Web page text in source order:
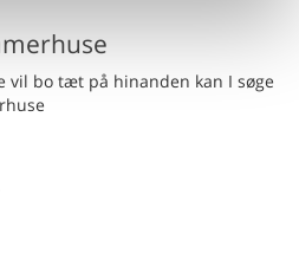
vil bo tæt på hinanden kan I søge